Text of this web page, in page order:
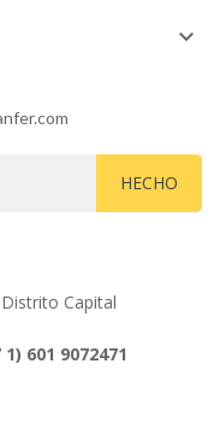
keyboard_arrow_down
Capital
601 9072471